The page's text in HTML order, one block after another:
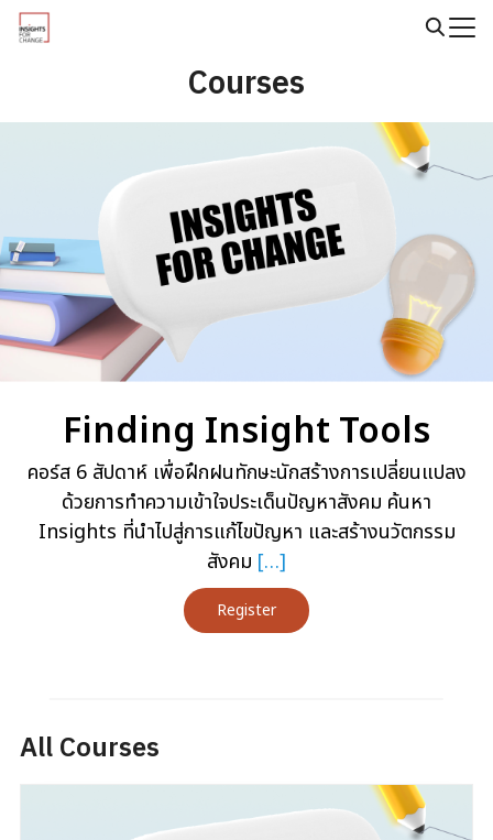
Skip
Courses
Finding Insight Tools
คอร์ส 6 สัปดาห์ เพื่อฝึกฝนทักษะนักสร้างการเปลี่ยนแปลง
ด้วยการทำความเข้าใจประเด็นปัญหาสังคม ค้นหา
Insights ที่นำไปสู่การแก้ไขปัญหา และสร้างนวัตกรรม
สังคม […]
Register
All Courses